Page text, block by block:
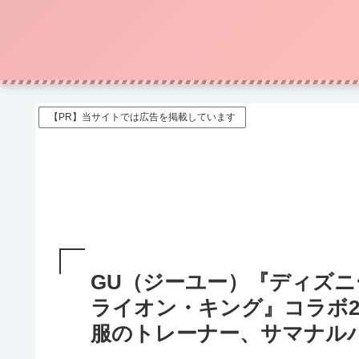
【PR】当サイトでは広告を掲載しています
GU（ジーユー）『ディズ
ライオン・キング』コラボ
服のトレーナー、サマナ